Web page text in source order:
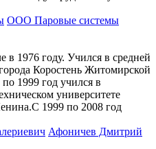
ООО Паровые системы
1976 году. Учился в средней
Коростень Житомирской
1999 год учился в
университете
1999 по 2008 год
Афоничев Дмитрий